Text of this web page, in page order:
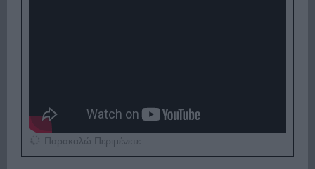
Παρακαλώ Περιμένετε...